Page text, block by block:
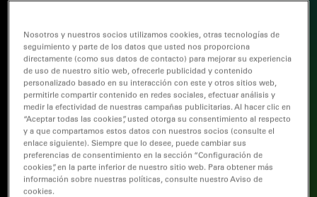
Nosotros y nuestros socios utilizamos cookies, otras tecnologías de
seguimiento y parte de los datos que usted nos proporciona
directamente (como sus datos de contacto) para mejorar su experiencia
de uso de nuestro sitio web, ofrecerle publicidad y contenido
personalizado basado en su interacción con este y otros sitios web,
permitirle compartir contenido en redes sociales, efectuar análisis y
medir la efectividad de nuestras campañas publicitarias. Al hacer clic en
“Aceptar todas las cookies”, usted otorga su consentimiento al respecto
y a que compartamos estos datos con nuestros socios (consulte el
enlace siguiente). Siempre que lo desee, puede cambiar sus
preferencias de consentimiento en la sección “Configuración de
cookies”, en la parte inferior de nuestro sitio web. Para obtener más
información sobre nuestras políticas, consulte nuestro Aviso de
cookies.